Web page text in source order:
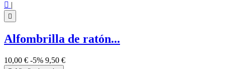
 |

Alfombrilla de ratón...
10,00 € -5% 9,50 €